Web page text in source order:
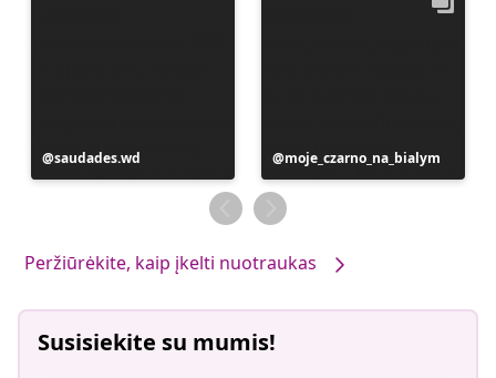
Įrašą
paskelbė
saudades.wd
Įrašą
paskelbė
moje_czarno_na_bialym
Peržiūrėkite, kaip įkelti nuotraukas
Susisiekite su mumis!